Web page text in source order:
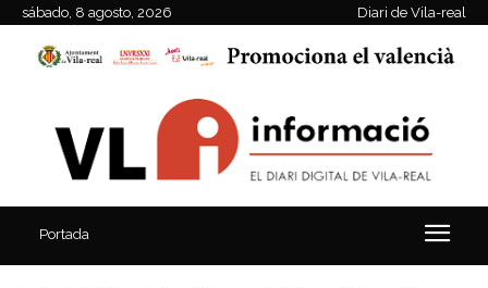
sábado, 8 agosto, 2026 Diari de Vila-real
Portada